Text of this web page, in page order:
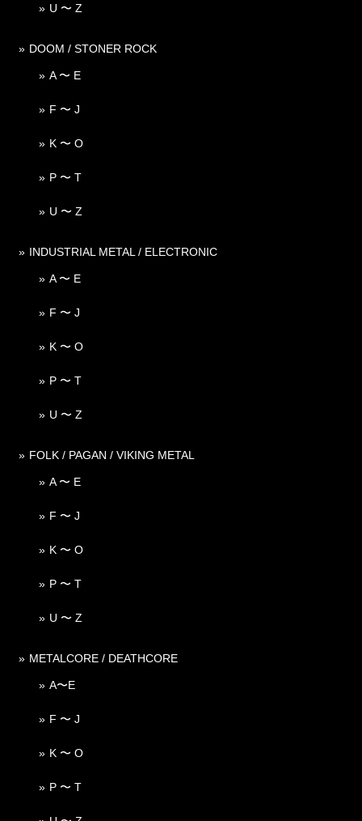
U 〜 Z
DOOM / STONER ROCK
A 〜 E
F 〜 J
K 〜 O
P 〜 T
U 〜 Z
INDUSTRIAL METAL / ELECTRONIC
A 〜 E
F 〜 J
K 〜 O
P 〜 T
U 〜 Z
FOLK / PAGAN / VIKING METAL
A 〜 E
F 〜 J
K 〜 O
P 〜 T
U 〜 Z
METALCORE / DEATHCORE
A〜E
F 〜 J
K 〜 O
P 〜 T